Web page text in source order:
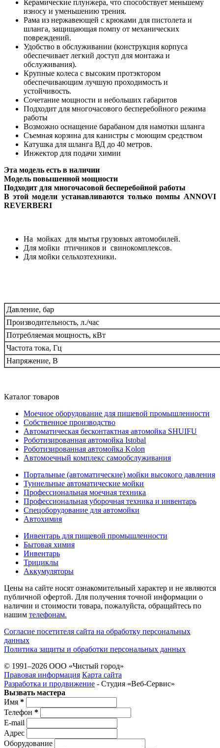
Керамические плунжера, что способствует меньшему
износу и уменьшению трения.
Рама из нержавеющей с крюками для пистолета и
шланга, защищающая помпу от механических
повреждений.
Удобство в обслуживании (конструкция корпуса
обеспечивает легкий доступ для монтажа и
обслуживания).
Крупные колеса с высоким протэктором
обеспечивающим лучшую проходимость и
устойчивость.
Сочетание мощности и небольших габаритов
Подходит для многочасового бесперебойного режима
работы
Возможно оснащение барабаном для намотки шланга
Съемная корзина для канистры с моющим средством
Катушка для шланга ВД до 40 метров.
Инжектор для подачи химии
Эта модель есть в наличии
Модель повышенной мощности
Подходит для многочасовой бесперебойной работы
В этой модели устанавливаются только помпы ANNOVI
REVERBERI
На мойках для мытья грузовых автомобилей.
Для мойки птичников и свинокомплексов.
Для мойки сельхозтехники.
Давление, бар
Производительность, л./час
Потребляемая мощность, кВт
Частота тока, Гц
Напряжение, В
Каталог товаров
Моечное оборудование для пищевой промышленности
Собственное производство
Автоматическая бесконтактная автомойка SHUIFU
Роботизированная автомойка Istobal
Роботизированная автомойка Kolon
Автомоечный комплекс самообслуживания
Портальные (автоматические) мойки высокого давления
Туннельные автоматические мойки
Профессиональная моечная техника
Профессиональная уборочная техника и инвентарь
Спецоборудование для автомойки
Автохимия
Инвентарь для пищевой промышленности
Бытовая химия
Инвентарь
Трициклы
Аккумуляторы
Цены на сайте носят ознакомительный характер и не являются
публичной офертой. Для получения точной информации о
наличии и стоимости товара, пожалуйста, обращайтесь по
нашим телефонам.
Согласие посетителя сайта на обработку персональных
данных
Политика защиты и обработки персональных данных
© 1991–2026 ООО «Чистый город»
Правовая информация Карта сайта
Разработка и продвижение - Студия «Веб-Cервис»
Вызвать мастера
Имя *
Телефон *
E-mail
Адрес
Оборудование